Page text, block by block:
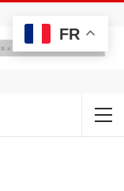
FR